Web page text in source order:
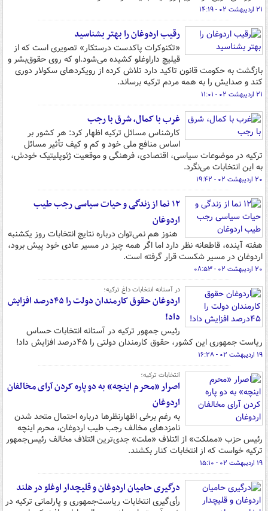
۲۱ اردیبهشت ۰۲ - ۱۴:۱۹
رقیب اردوغان را بهتر بشناسید
«تکنوکرات پاکدست درستکار» تصویری است که از
قیلیچ داراوغلو کشیده می‌شود.او که روی حقوق‌بشر و
بازگشت به حکومت قانون تاکید دارد تلاش کرده از رویکردهای سکولار دوری
کند و صدایش را به همه مردم ترکیه برساند.
۲۱ اردیبهشت ۰۲ - ۱۱:۰۱
غرب با کمال، شرق با رجب
کارشناس مسائل ترکیه اظهار کرد: هر کشور بر
اساس منافع ملی خود و کم و کیف تأثیر مسائل
ترکیه در موضوعات سیاسی، اقتصادی، فرهنگی و موقعیت ژئوپلیتیک خودش،
به این انتخابات می‌نگرد.
۲۰ اردیبهشت ۰۲ - ۱۹:۴۲
۱۲ نما از زندگی و حیات سیاسی رجب طیب
اردوغان
هنوز هم نمی‌توان درباره نتایج انتخابات روز یکشنبه
هفته آینده، قاطعانه نظر دارد اما اگر همه چیز در مسیر عادی خود پیش برود،
اردوغان در مسیر شکست قرار گرفته است.
۲۰ اردیبهشت ۰۲ - ۰۸:۵۳
در آستانه انتخابات داغ ترکیه؛
اردوغان حقوق کارمندان دولت را ۴۵درصد افزایش
داد!
رئیس جمهور ترکیه در آستانه انتخابات حساس
ریاست جمهوری این کشور، حقوق کارمندان دولتی را ۴۵درصد افزایش داد!
۱۹ اردیبهشت ۰۲ - ۱۶:۲۸
انتخابات ترکیه؛
اصرار «محرم اینچه» به دو پاره کردن آرای مخالفان
اردوغان
به رغم برخی اظهارنظرها درباره احتمال متحد شدن
نامزدهای مخالف رجب طیب اردوغان، محرم اینچه
رئیس حزب «مملکت» از ائتلاف «ملت» جدی‌ترین ائتلاف مخالف رئیس‌جمهور
ترکیه خواست که از انتخابات کنار بکشند.
۱۹ اردیبهشت ۰۲ - ۱۵:۱۰
درگیری حامیان اردوغان و قلیچدار اوغلو در هلند
رأی‌گیری انتخابات ریاست‌جمهوری و پارلمانی ترکیه در